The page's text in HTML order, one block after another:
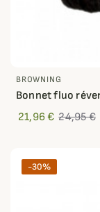
BROWNING
Bonnet fluo
21,96 € 24,95 €
-30%